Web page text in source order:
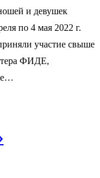
и девушек
по 4 мая 2022 г.
участие свыше
ФИДЕ,